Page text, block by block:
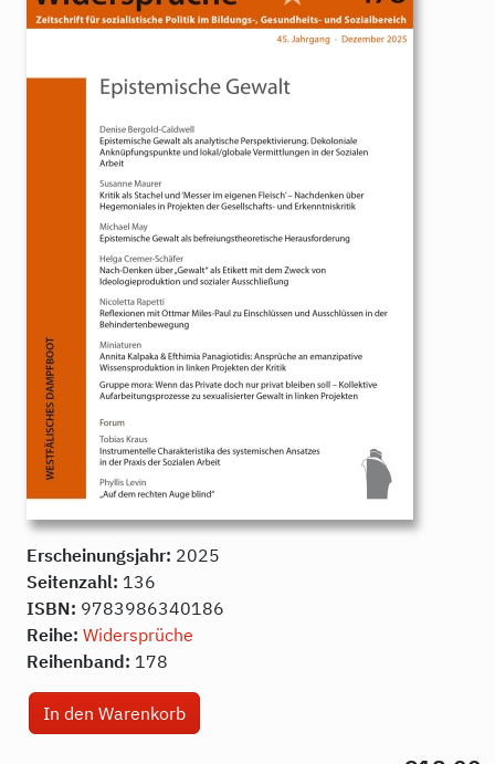
Erscheinungsjahr: 2025
Seitenzahl: 136
ISBN: 9783986340186
Reihe: Widersprüche
Reihenband: 178